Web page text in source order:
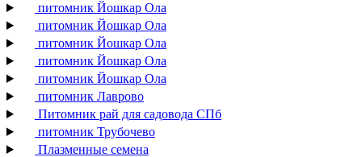
питомник Йошкар Ола
питомник Йошкар Ола
питомник Йошкар Ола
питомник Йошкар Ола
питомник Йошкар Ола
питомник Лаврово
Питомник рай для садовода СПб
питомник Трубочево
Плазменные семена